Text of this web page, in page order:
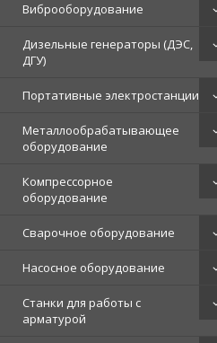
Виброоборудование
Дизельные генераторы (ДЭС,
ДГУ)
Портативные электростанции
Металлообрабатывающее
оборудование
Компрессорное
оборудование
Сварочное оборудование
Насосное оборудование
Станки для работы с
арматурой